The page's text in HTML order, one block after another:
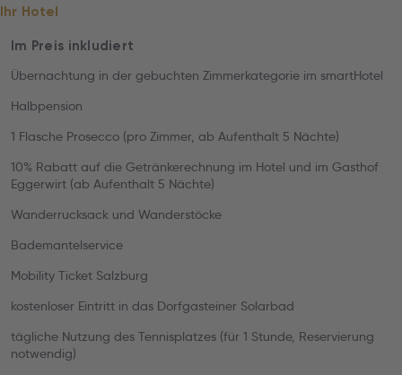
Ihr Hotel
Im Preis inkludiert
Übernachtung in der gebuchten Zimmerkategorie im smartHotel
Halbpension
1 Flasche Prosecco (pro Zimmer, ab Aufenthalt 5 Nächte)
10% Rabatt auf die Getränkerechnung im Hotel und im Gasthof
Eggerwirt (ab Aufenthalt 5 Nächte)
Wanderrucksack und Wanderstöcke
Bademantelservice
Mobility Ticket Salzburg
kostenloser Eintritt in das Dorfgasteiner Solarbad
tägliche Nutzung des Tennisplatzes (für 1 Stunde, Reservierung
notwendig)